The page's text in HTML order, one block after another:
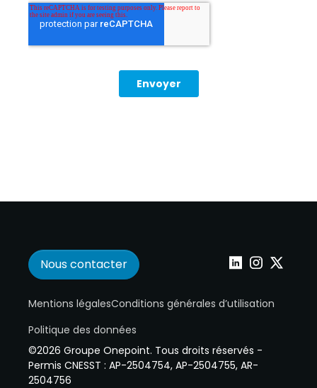
Nous contacter Wepoint sur
Wepoint sur
Wepoint
Mentions légalesConditions générales d’utilisation
Politique des données
©2026 Groupe Onepoint. Tous droits réservés -
Permis CNESST : AP-2504754, AP-2504755, AR-
2504756